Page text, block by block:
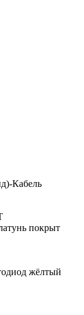
Кабель
покрыт
жёлтый